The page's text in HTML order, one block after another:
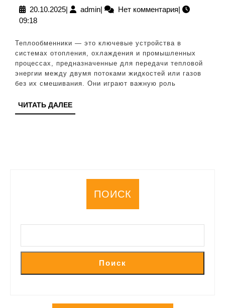
20.10.202520.10.2025
| adminadmin
| Нет комментария|
09:18
Теплообменники — это ключевые устройства в
системах отопления, охлаждения и промышленных
процессах, предназначенные для передачи тепловой
энергии между двумя потоками жидкостей или газов
без их смешивания. Они играют важную роль
ЧИТАТЬ ДАЛЕЕЧИТАТЬ
ДАЛЕЕ
ПОИСК
Поиск